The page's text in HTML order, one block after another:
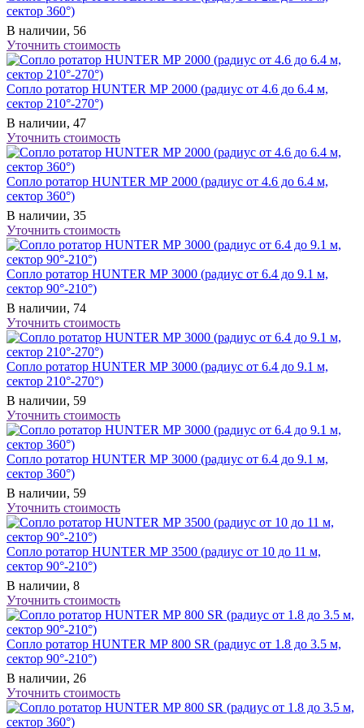
сектор 360°)
В наличии, 56
Уточнить стоимость
Сопло ротатор HUNTER МР 2000 (радиус от 4.6 до 6.4 м,
сектор 210°-270°)
В наличии, 47
Уточнить стоимость
Сопло ротатор HUNTER МР 2000 (радиус от 4.6 до 6.4 м,
сектор 360°)
В наличии, 35
Уточнить стоимость
Сопло ротатор HUNTER МР 3000 (радиус от 6.4 до 9.1 м,
сектор 90°-210°)
В наличии, 74
Уточнить стоимость
Сопло ротатор HUNTER МР 3000 (радиус от 6.4 до 9.1 м,
сектор 210°-270°)
В наличии, 59
Уточнить стоимость
Сопло ротатор HUNTER МР 3000 (радиус от 6.4 до 9.1 м,
сектор 360°)
В наличии, 59
Уточнить стоимость
Сопло ротатор HUNTER МР 3500 (радиус от 10 до 11 м,
сектор 90°-210°)
В наличии, 8
Уточнить стоимость
Сопло ротатор HUNTER МР 800 SR (радиус от 1.8 до 3.5 м,
сектор 90°-210°)
В наличии, 26
Уточнить стоимость